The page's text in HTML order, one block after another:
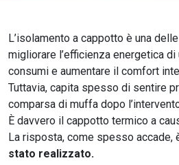
L’isolamento a cappotto è una
migliorare l’efficienza energetica
consumi e aumentare il comfort
Tuttavia, capita spesso di sentire
comparsa di muffa dopo
È davvero il cappotto termico a
La risposta, come spesso accade,
stato realizzato.